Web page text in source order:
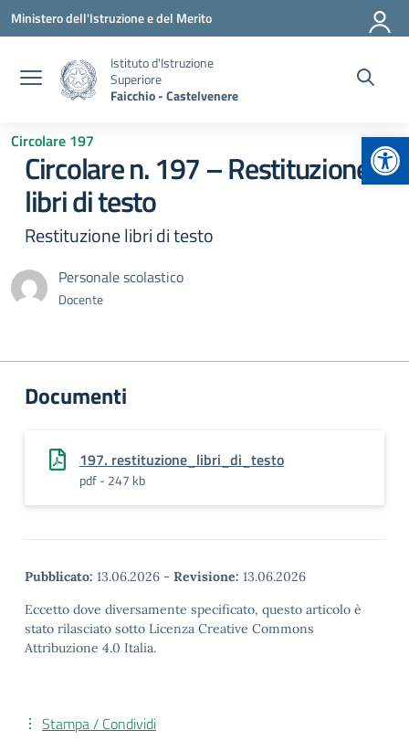
Vai ai contenuti
Vai al menu di navigazione
Vai al footer
Ministero dell'Istruzione e del Merito
Istituto d'Istruzione
Superiore
Faicchio - Castelvenere
Circolare 197
Circolare n. 197 – Restituzione
libri di testo
Restituzione libri di testo
Personale scolastico
Docente
Documenti
197. restituzione_libri_di_testo
pdf - 247 kb
Pubblicato: 13.06.2026 - Revisione: 13.06.2026
Eccetto dove diversamente specificato, questo articolo è
stato rilasciato sotto Licenza Creative Commons
Attribuzione 4.0 Italia.
Stampa / Condividi